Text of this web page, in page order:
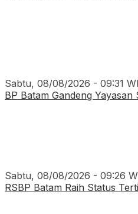
Sabtu, 08/08/2026 - 09:31
BP Batam Gandeng
Sabtu, 08/08/2026 - 09:26
RSBP Batam Raih Status